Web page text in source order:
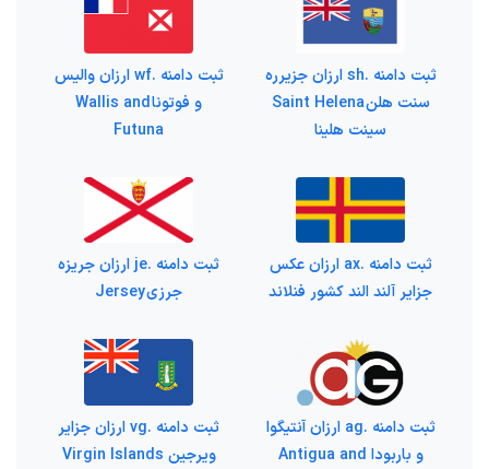
ثبت دامنه .sh ارزان جزیرره
سنت هلن Saint Helena
سینت هلینا
ثبت دامنه .wf ارزان والیس
و فوتونا Wallis and
Futuna
ثبت دامنه .ax ارزان عکس
جزایر آلند الند کشور فنلاند
ثبت دامنه .je ارزان جریزه
جرزی Jersey
ثبت دامنه .ag ارزان آنتیگوا
و باربودا Antigua and
ثبت دامنه .vg ارزان جزایر
ویرجین Virgin Islands